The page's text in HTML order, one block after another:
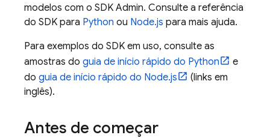
modelos com o SDK Admin. Consulte a referência
do SDK para Python ou Node.js para mais ajuda.
Para exemplos do SDK em uso, consulte as
amostras do guia de início rápido do Python
e
do guia de início rápido do Node.js
(links em
inglês).
Antes de começar